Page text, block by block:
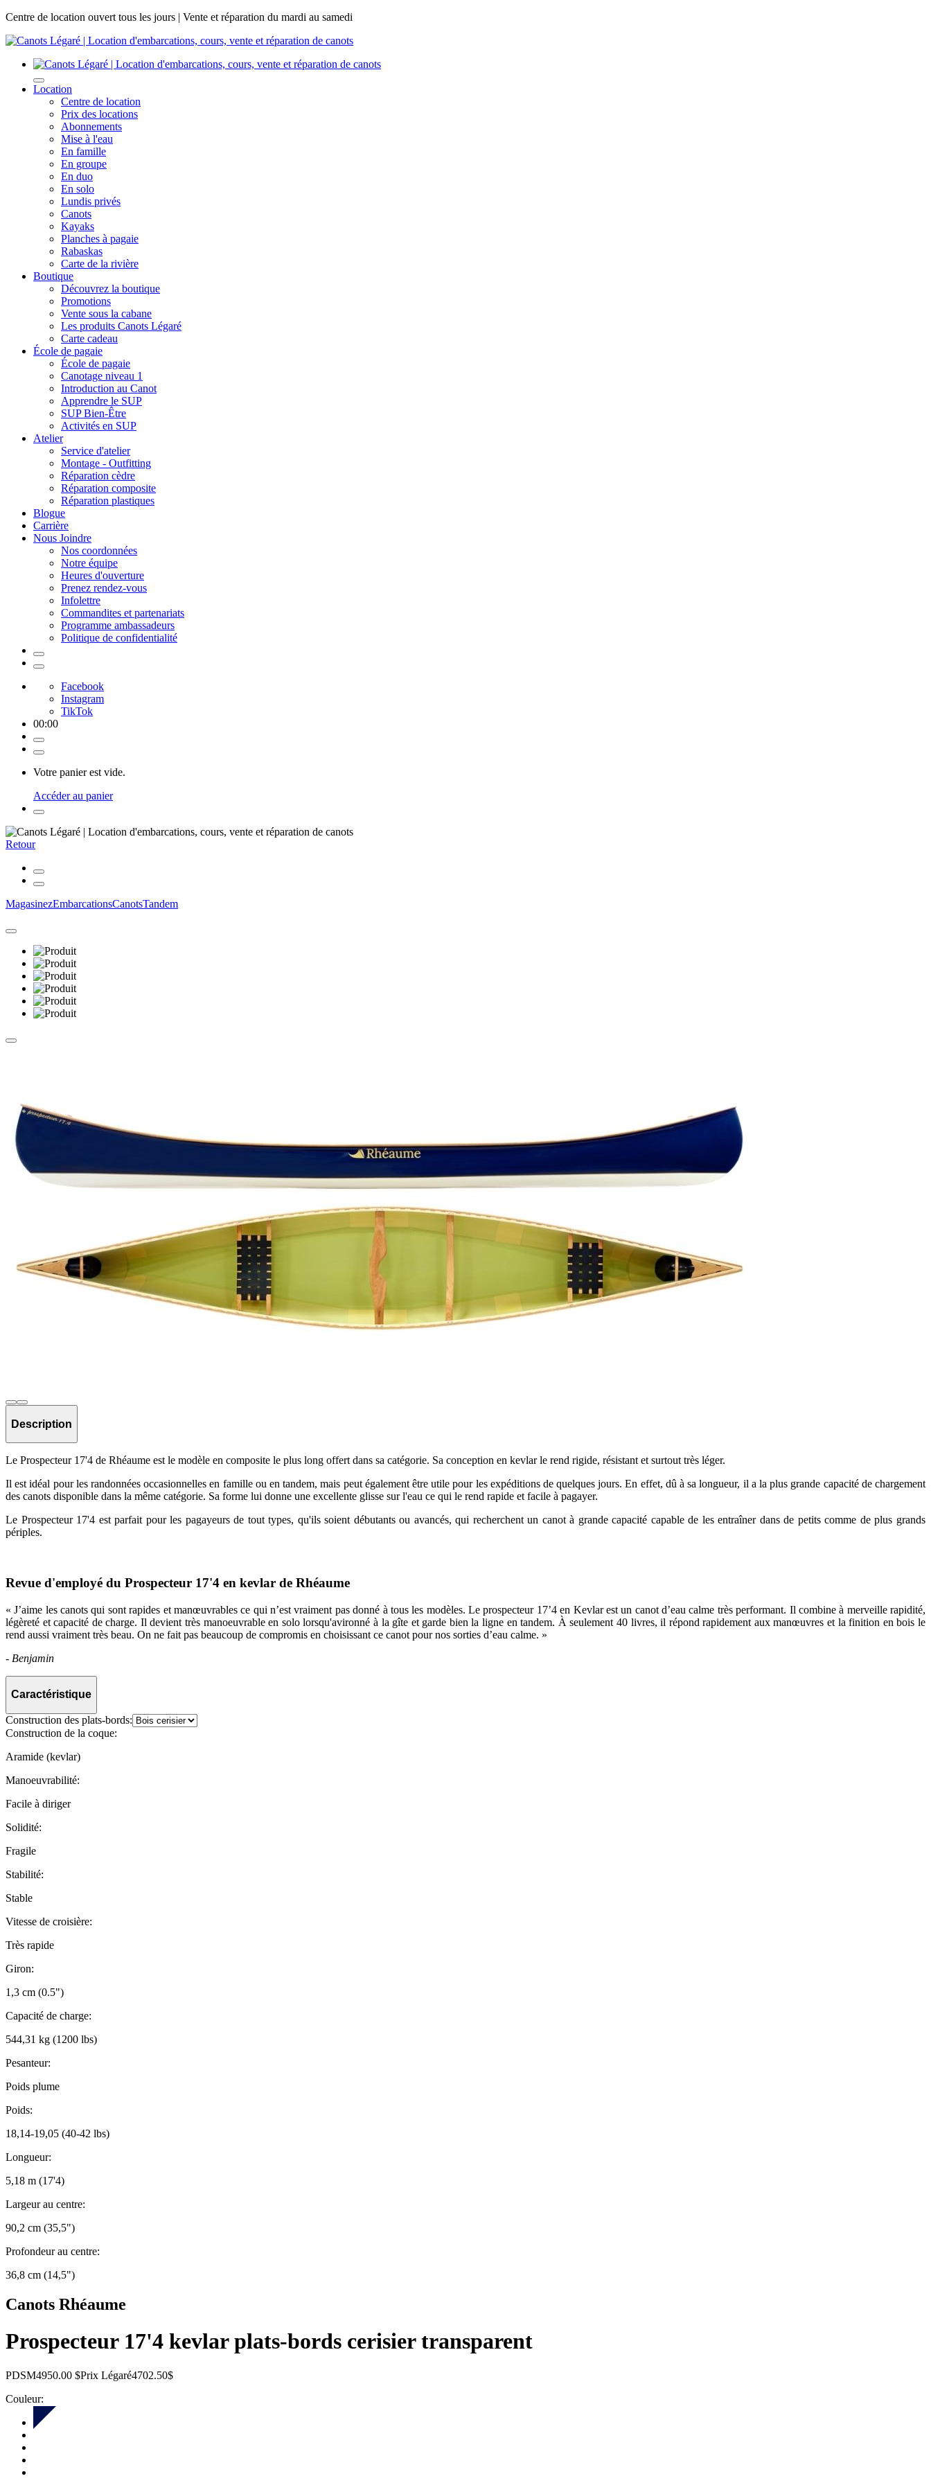
Centre de location ouvert tous les jours | Vente et réparation du mardi au samedi
Location
Centre de location
Prix des locations
Abonnements
Mise à l'eau
En famille
En groupe
En duo
En solo
Lundis privés
Canots
Kayaks
Planches à pagaie
Rabaskas
Carte de la rivière
Boutique
Découvrez la boutique
Promotions
Vente sous la cabane
Les produits Canots Légaré
Carte cadeau
École de pagaie
École de pagaie
Canotage niveau 1
Introduction au Canot
Apprendre le SUP
SUP Bien-Être
Activités en SUP
Atelier
Service d'atelier
Montage - Outfitting
Réparation cèdre
Réparation composite
Réparation plastiques
Blogue
Carrière
Nous Joindre
Nos coordonnées
Notre équipe
Heures d'ouverture
Prenez rendez-vous
Infolettre
Commandites et partenariats
Programme ambassadeurs
Politique de confidentialité
Facebook
Instagram
TikTok
00:00
Votre panier est vide.
Accéder au panier
Retour
MagasinezEmbarcationsCanotsTandem
Description
Le Prospecteur 17'4 de Rhéaume est le modèle en composite le plus long offert dans sa catégorie. Sa conception en kevlar le rend rigide, résistant et surtout très léger.
Il est idéal pour les randonnées occasionnelles en famille ou en tandem, mais peut également être utile pour les expéditions de quelques jours. En effet, dû à sa longueur, il a la plus grande capacité de chargement
des canots disponible dans la même catégorie. Sa forme lui donne une excellente glisse sur l'eau ce qui le rend rapide et facile à pagayer.
Le Prospecteur 17'4 est parfait pour les pagayeurs de tout types, qu'ils soient débutants ou avancés, qui recherchent un canot à grande capacité capable de les entraîner dans de petits comme de plus grands
périples.
Revue d'employé du Prospecteur 17'4 en kevlar de Rhéaume
« J’aime les canots qui sont rapides et manœuvrables ce qui n’est vraiment pas donné à tous les modèles. Le prospecteur 17’4 en Kevlar est un canot d’eau calme très performant. Il combine à merveille rapidité,
légèreté et capacité de charge. Il devient très manoeuvrable en solo lorsqu'avironné à la gîte et garde bien la ligne en tandem. À seulement 40 livres, il répond rapidement aux manœuvres et la finition en bois le
rend aussi vraiment très beau. On ne fait pas beaucoup de compromis en choisissant ce canot pour nos sorties d’eau calme. »
- Benjamin
Caractéristique
Construction des plats-bords:
Construction de la coque:
Aramide (kevlar)
Manoeuvrabilité:
Facile à diriger
Solidité:
Fragile
Stabilité:
Stable
Vitesse de croisière:
Très rapide
Giron:
1,3 cm (0.5")
Capacité de charge:
544,31 kg (1200 lbs)
Pesanteur:
Poids plume
Poids:
18,14-19,05 (40-42 lbs)
Longueur:
5,18 m (17'4)
Largeur au centre:
90,2 cm (35,5")
Profondeur au centre:
36,8 cm (14,5")
Canots Rhéaume
Prospecteur 17'4 kevlar plats-bords cerisier transparent
PDSM4950.00 $Prix Légaré4702.50$
Couleur: